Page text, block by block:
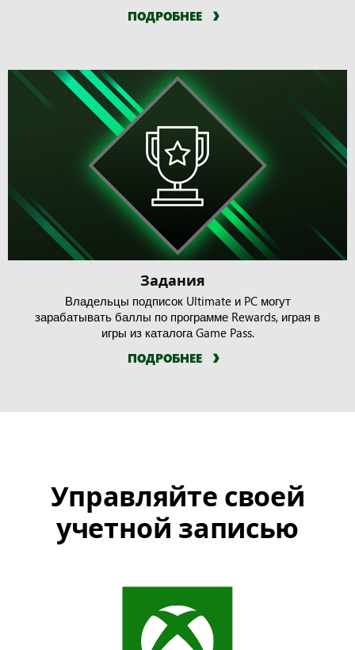
ПОДРОБНЕЕ
Задания
Владельцы подписок Ultimate и PC могут
зарабатывать баллы по программе Rewards, играя в
игры из каталога Game Pass.
ПОДРОБНЕЕ
Управляйте своей
учетной записью